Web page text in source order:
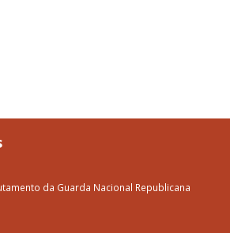
da Guarda Nacional Republicana